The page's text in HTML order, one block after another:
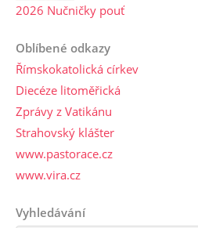
2026 Nučničky pouť
Oblíbené odkazy
Římskokatolická církev
Diecéze litoměřická
Zprávy z Vatikánu
Strahovský klášter
www.pastorace.cz
www.vira.cz
Vyhledávání